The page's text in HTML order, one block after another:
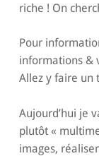
riche ! On
Pour
informations &
Allez y faire un
Aujourd’hui je
plutôt «
images,